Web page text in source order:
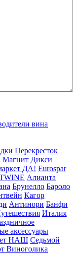
вина
Перекресток
Магнит Дикси
ДА! Eurospar
Алианта
Брунелло Бароло
Кагор
Антинори Банфи
Италия
аксессуары
НАШ Седьмой
Виноголика